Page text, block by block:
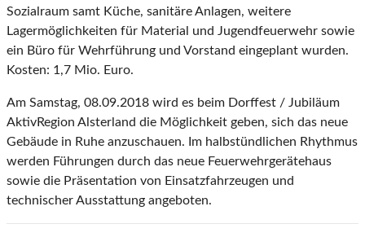
Sozialraum samt Küche, sanitäre Anlagen, weitere
Lagermöglichkeiten für Material und Jugendfeuerwehr sowie
ein Büro für Wehrführung und Vorstand eingeplant wurden.
Kosten: 1,7 Mio. Euro.
Am Samstag, 08.09.2018 wird es beim Dorffest / Jubiläum
AktivRegion Alsterland die Möglichkeit geben, sich das neue
Gebäude in Ruhe anzuschauen. Im halbstündlichen Rhythmus
werden Führungen durch das neue Feuerwehrgerätehaus
sowie die Präsentation von Einsatzfahrzeugen und
technischer Ausstattung angeboten.